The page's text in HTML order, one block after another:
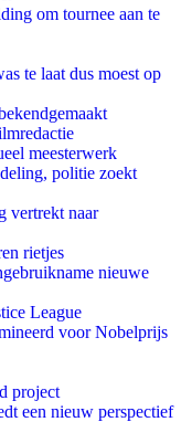
om tournee aan te
te laat dus moest op
meesterwerk
politie zoekt
vertrekt naar
rietjes
nieuwe
League
voor Nobelprijs
project
een nieuw perspectief